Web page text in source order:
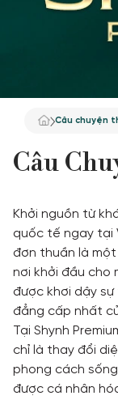
Câu chuyện
Câu
Khởi nguồn từ
quốc tế ngay tại
đơn thuần là
nơi khởi đầu cho
được khơi dậy
đẳng cấp nhất
Tại Shynh
chỉ là thay đổi
phong cách
được cá nhân